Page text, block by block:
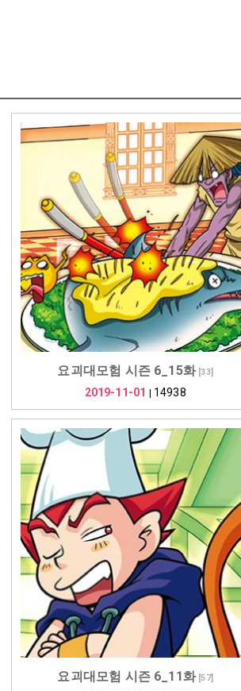
요괴대모험 시즌 6_15화[33]
2019-11-01 14938
요괴대모험 시즌 6_11화[57]